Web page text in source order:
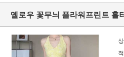
옐로우 꽃무늬 플라워프린트 홀